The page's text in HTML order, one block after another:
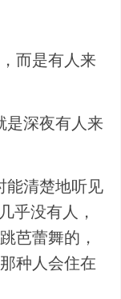
而是有人来
是深夜有人来
能清楚地听见
乎没有人，
芭蕾舞的，
种人会住在